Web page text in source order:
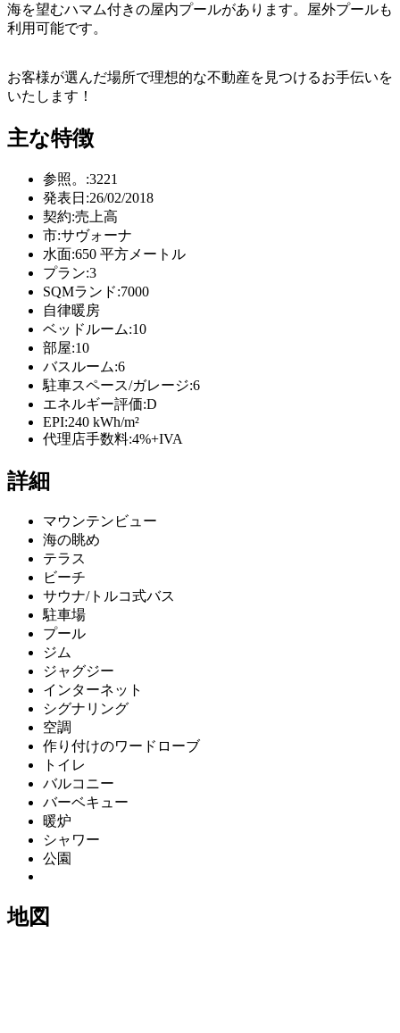
海を望むハマム付きの屋内プールがあります。屋外プールも
利用可能です。
お客様が選んだ場所で理想的な不動産を見つけるお手伝いを
いたします！
主な特徴
参照。:3221
発表日:26/02/2018
契約:売上高
市:サヴォーナ
水面:650 平方メートル
プラン:3
SQMランド:7000
自律暖房
ベッドルーム:10
部屋:10
バスルーム:6
駐車スペース/ガレージ:6
エネルギー評価:D
EPI:240 kWh/m²
代理店手数料:4%+IVA
詳細
マウンテンビュー
海の眺め
テラス
ビーチ
サウナ/トルコ式バス
駐車場
プール
ジム
ジャグジー
インターネット
シグナリング
空調
作り付けのワードローブ
トイレ
バルコニー
バーベキュー
暖炉
シャワー
公園
地図